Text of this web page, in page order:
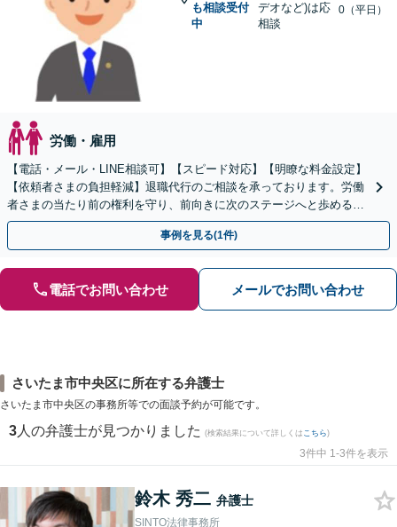
も相談受付
中
デオなど)は応
相談
0（平日）
労働・雇用
【電話・メール・LINE相談可】【スピード対応】【明瞭な料金設定】
【依頼者さまの負担軽減】退職代行のご相談を承っております。労働
者さまの当たり前の権利を守り、前向きに次のステージへと歩めるよ
う全力でサポートいたします。
事例を見る(1件)
電話でお問い合わせ メールでお問い合わせ
さいたま市中央区に所在する弁護士
さいたま市中央区の事務所等での面談予約が可能です。
3 人の弁護士が見つかりました (検索結果について詳しくは こちら)
3件中 1-3件を表示
鈴木 秀二 弁護士
SINTO法律事務所